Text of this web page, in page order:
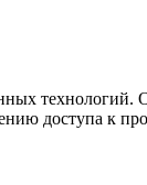
технологий.
доступа к